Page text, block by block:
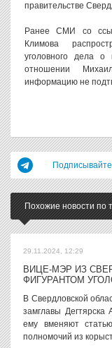
правительстве
Ранее СМИ со
Климова
уголовного дела
отношении
информацию не
Похожие новости по
29.11.2024, 12:29
ВИЦЕ-МЭР ИЗ
ФИГУРАНТОМ
В Свердловской
замглавы
ему вменяют
полномочий из